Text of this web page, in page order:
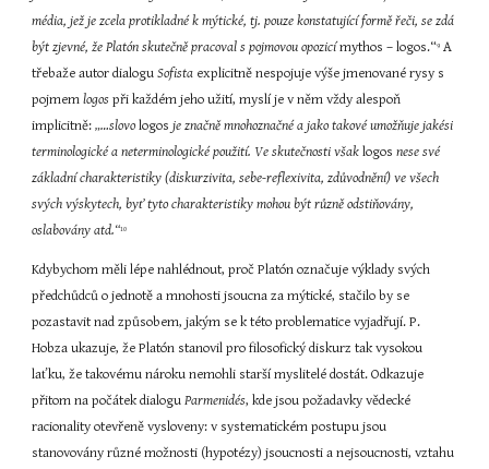
média, jež je zcela protikladné k mýtické, tj. pouze konstatující formě řeči, se zdá
být zjevné, že Platón skutečně pracoval s pojmovou opozicí mythos – logos.“9 A
třebaže autor dialogu Sofista explicitně nespojuje výše jmenované rysy s
pojmem logos při každém jeho užití, myslí je v něm vždy alespoň
implicitně: „…slovo logos je značně mnohoznačné a jako takové umožňuje jakési
terminologické a neterminologické použití. Ve skutečnosti však logos nese své
základní charakteristiky (diskurzivita, sebe-reflexivita, zdůvodnění) ve všech
svých výskytech, byť tyto charakteristiky mohou být různě odstiňovány,
oslabovány atd.“10
Kdybychom měli lépe nahlédnout, proč Platón označuje výklady svých
předchůdců o jednotě a mnohosti jsoucna za mýtické, stačilo by se
pozastavit nad způsobem, jakým se k této problematice vyjadřují. P.
Hobza ukazuje, že Platón stanovil pro filosofický diskurz tak vysokou
laťku, že takovému nároku nemohli starší myslitelé dostát. Odkazuje
přitom na počátek dialogu Parmenidés, kde jsou požadavky vědecké
racionality otevřeně vysloveny: v systematickém postupu jsou
stanovovány různé možnosti (hypotézy) jsoucnosti a nejsoucnosti, vztahu